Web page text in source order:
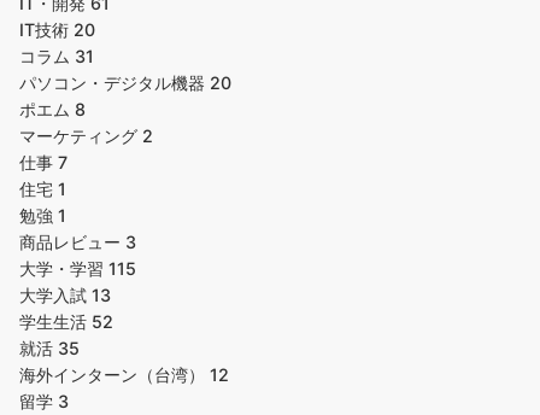
IT技術 20
コラム 31
パソコン・デジタル機器 20
ポエム 8
マーケティング 2
仕事 7
住宅 1
勉強 1
商品レビュー 3
大学・学習 115
大学入試 13
学生生活 52
就活 35
海外インターン（台湾） 12
留学 3